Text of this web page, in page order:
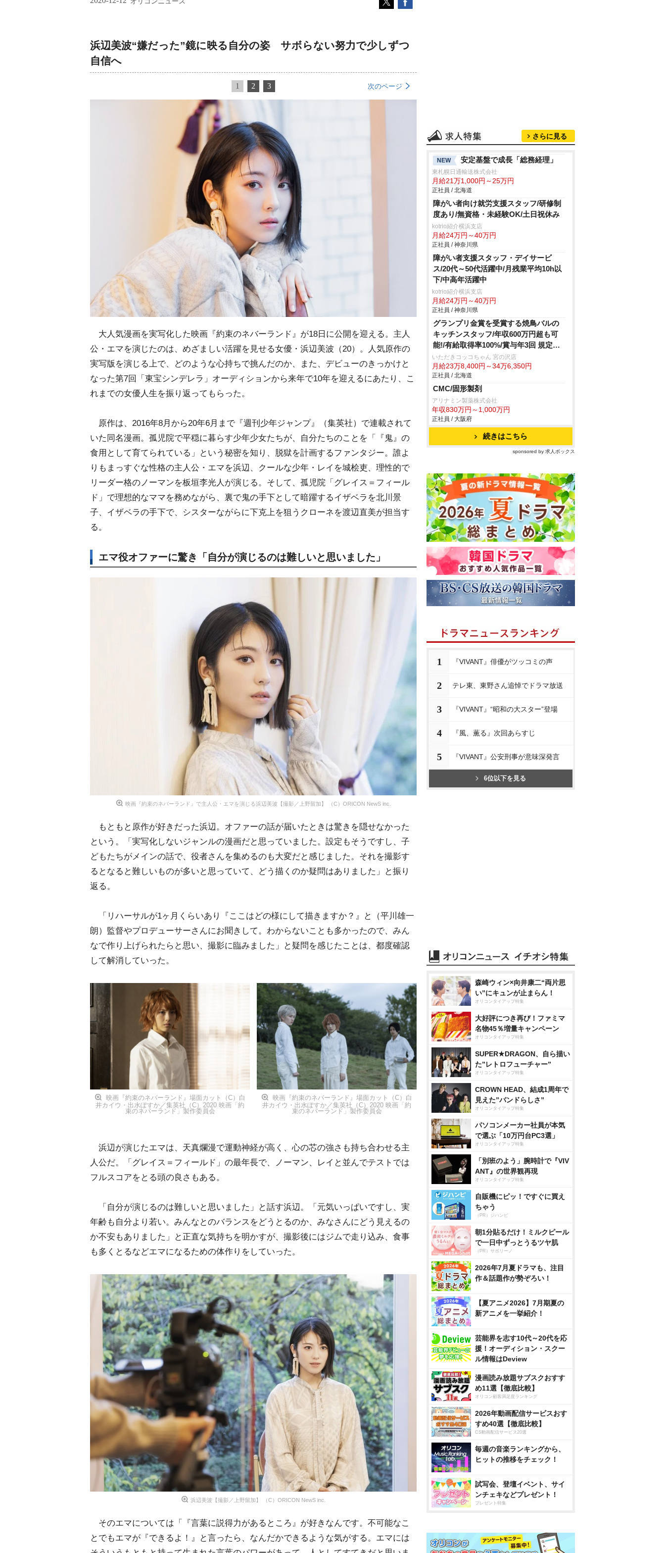
浜辺美波“嫌だった”鏡に映る自分の姿 サボらない努力で少しずつ
自信へ
1 2 3 次のページ
大人気漫画を実写化した映画『約束のネバーランド』が18日に公開を迎える。主人
公・エマを演じたのは、めざましい活躍を見せる女優・浜辺美波（20）。人気原作の
実写版を演じる上で、どのような心持ちで挑んだのか、また、デビューのきっかけと
なった第7回「東宝シンデレラ」オーディションから来年で10年を迎えるにあたり、こ
れまでの女優人生を振り返ってもらった。
原作は、2016年8月から20年6月まで『週刊少年ジャンプ』（集英社）で連載されて
いた同名漫画。孤児院で平穏に暮らす少年少女たちが、自分たちのことを「『鬼』の
食用として育てられている」という秘密を知り、脱獄を計画するファンタジー。誰よ
りもまっすぐな性格の主人公・エマを浜辺、クールな少年・レイを城桧吏、理性的で
リーダー格のノーマンを板垣李光人が演じる。そして、孤児院「グレイス＝フィール
ド」で理想的なママを務めながら、裏で鬼の手下として暗躍するイザベラを北川景
子、イザベラの手下で、シスターながらに下克上を狙うクローネを渡辺直美が担当す
る。
エマ役オファーに驚き「自分が演じるのは難しいと思いました」
映画『約束のネバーランド』で主人公・エマを演じる浜辺美波【撮影／上野留加】 （C）ORICON NewS inc.
もともと原作が好きだった浜辺。オファーの話が届いたときは驚きを隠せなかった
という。「実写化しないジャンルの漫画だと思っていました。設定もそうですし、子
どもたちがメインの話で、役者さんを集めるのも大変だと感じました。それを撮影す
るとなると難しいものが多いと思っていて、どう描くのか疑問はありました」と振り
返る。
「リハーサルが1ヶ月くらいあり『ここはどの様にして描きますか？』と（平川雄一
朗）監督やプロデューサーさんにお聞きして。わからないことも多かったので、みん
なで作り上げられたらと思い、撮影に臨みました」と疑問を感じたことは、都度確認
して解消していった。
映画『約束のネバーランド』場面カット（C）白
井カイウ・出水ぽすか／集英社（C）2020 映画「約
束のネバーランド」製作委員会
映画『約束のネバーランド』場面カット（C）白
井カイウ・出水ぽすか／集英社（C）2020 映画「約
束のネバーランド」製作委員会
浜辺が演じたエマは、天真爛漫で運動神経が高く、心の芯の強さも持ち合わせる主
人公だ。「グレイス＝フィールド」の最年長で、ノーマン、レイと並んでテストでは
フルスコアをとる頭の良さもある。
「自分が演じるのは難しいと思いました」と話す浜辺。「元気いっぱいですし、実
年齢も自分より若い。みんなとのバランスをどうとるのか、みなさんにどう見えるの
か不安もありました」と正直な気持ちを明かすが、撮影後にはジムで走り込み、食事
も多くとるなどエマになるための体作りをしていった。
浜辺美波【撮影／上野留加】 （C）ORICON NewS inc.
そのエマについては「『言葉に説得力があるところ』が好きなんです。不可能なこ
とでもエマが『できるよ！』と言ったら、なんだかできるような気がする。エマには
さらに見る
NEW 安定基盤で成長「総務経理」
東札幌日通輸送株式会社
月給21万1,000円～25万円
正社員 / 北海道
障がい者向け就労支援スタッフ/研修制
度あり/無資格・未経験OK/土日祝休み
kotrio紹介横浜支店
月給24万円～40万円
正社員 / 神奈川県
障がい者支援スタッフ・デイサービ
ス/20代～50代活躍中/月残業平均10h以
下/中高年活躍中
kotrio紹介横浜支店
月給24万円～40万円
正社員 / 神奈川県
グランプリ金賞を受賞する焼鳥バルの
キッチンスタッフ/年収600万円超も可
能!/有給取得率100%/賞与年3回 規定あ
り
いただきコッコちゃん 宮の沢店
月給23万8,400円～34万6,350円
正社員 / 北海道
CMC/固形製剤
アリナミン製薬株式会社
年収830万円～1,000万円
正社員 / 大阪府
続きはこちら
sponsored by 求人ボックス
1 『VIVANT』俳優がツッコミの声
2 テレ東、東野さん追悼でドラマ放送
3 『VIVANT』“昭和の大スター”登場
4 『風、薫る』次回あらすじ
5 『VIVANT』公安刑事が意味深発言
6位以下を見る
森崎ウィン×向井康二“両片思
い”にキュンが止まらん！
オリコンタイアップ特集
大好評につき再び！ファミマ
名物45％増量キャンペーン
オリコンタイアップ特集
SUPER★DRAGON、自ら描い
た”レトロフューチャー”
オリコンタイアップ特集
CROWN HEAD、結成1周年で
見えた”バンドらしさ”
オリコンタイアップ特集
パソコンメーカー社員が本気
で選ぶ「10万円台PC3選」
オリコンタイアップ特集
「別班のよう」腕時計で『VIV
ANT』の世界観再現
オリコンタイアップ特集
自販機にピッ！ですぐに買え
ちゃう
（PR）ジハンピ
朝1分貼るだけ！ミルクピール
で一日中ずっとうるツヤ肌
（PR）サボリーノ
2026年7月夏ドラマも、注目
作＆話題作が勢ぞろい！
【夏アニメ2026】7月期夏の
新アニメを一挙紹介！
芸能界を志す10代～20代を応
援！オーディション・スクー
ル情報はDeview
漫画読み放題サブスクおすす
め11選【徹底比較】
オリコン顧客満足度ランキング
2026年動画配信サービスおす
すめ40選【徹底比較】
CS動画配信サービス20選
毎週の音楽ランキングから、
ヒットの推移をチェック！
試写会、登壇イベント、サイ
ンチェキなどプレゼント！
プレゼント特集